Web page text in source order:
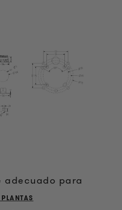
adecuado para